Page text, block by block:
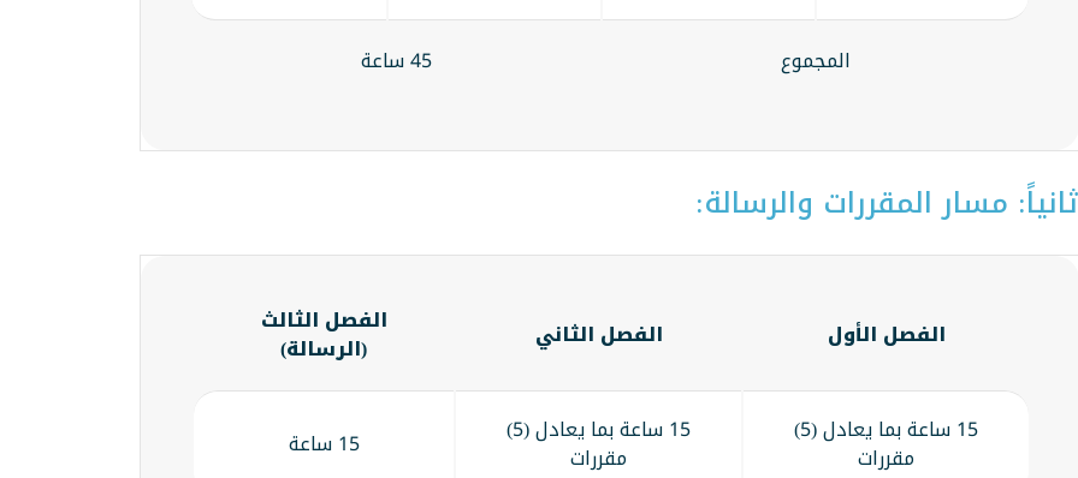
المجموع 45 ساعة
ثانياً: مسار المقررات والرسالة:
الفصل الأول الفصل الثاني الفصل الثالث
(الرسالة)
15 ساعة بما يعادل (5)
مقررات
15 ساعة بما يعادل (5)
مقررات 15 ساعة